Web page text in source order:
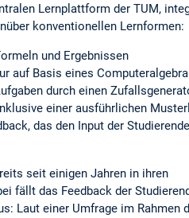
Lernplattform der TUM,
konventionellen Lernformen:
und Ergebnissen
auf Basis eines
durch einen
einer ausführlichen
das den Input der
seit einigen Jahren in ihren
fällt das Feedback der
Laut einer Umfrage im Rahmen